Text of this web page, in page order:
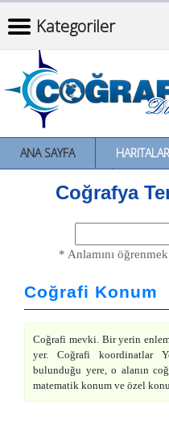
Kategoriler
ANA SAYFA HARITALAR
İNCELEMELER
Coğrafya
* Anlamını
Coğrafi Konum
Coğrafi mevki. Bir yerin
yer. Coğrafi koordinatlar
bulunduğu yere, o alanın
matematik konum ve özel